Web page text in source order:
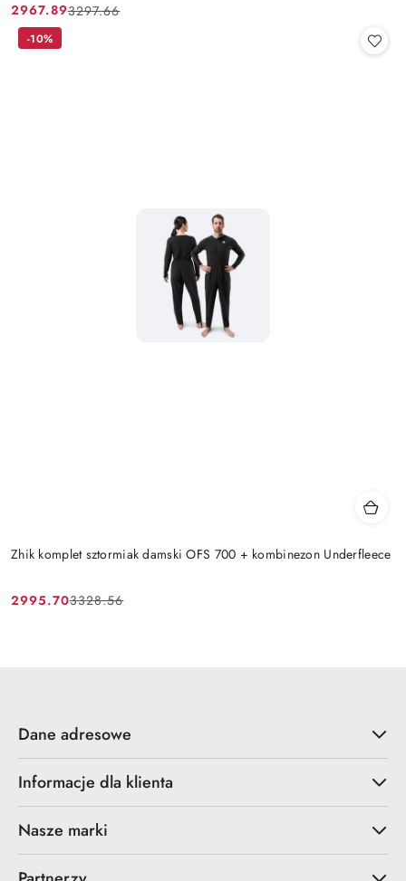
Cena
promocyjna:
2967.89
Cena
przed
3297.66
Zhik komplet sztormiak damski OFS 700 + kombinezon Underfleece
Cena
2995.70
Cena
3328.56
-10%
Dane adresowe
Informacje dla klienta
Nasze marki